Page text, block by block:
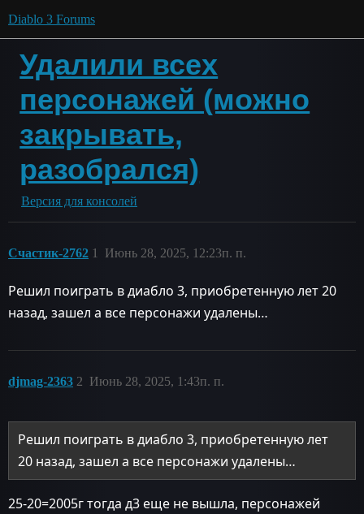
Diablo 3 Forums
Удалили всех
персонажей (можно
закрывать,
разобрался)
Версия для консолей
Счастик-2762 Июнь 28, 2025, 12:23п. п.
1
Решил поиграть в диабло 3, приобретенную лет 20
назад, зашел а все персонажи удалены…
djmag-2363 Июнь 28, 2025, 1:43п. п.
2
Решил поиграть в диабло 3, приобретенную лет
20 назад, зашел а все персонажи удалены…
25-20=2005г тогда д3 еще не вышла, персонажей